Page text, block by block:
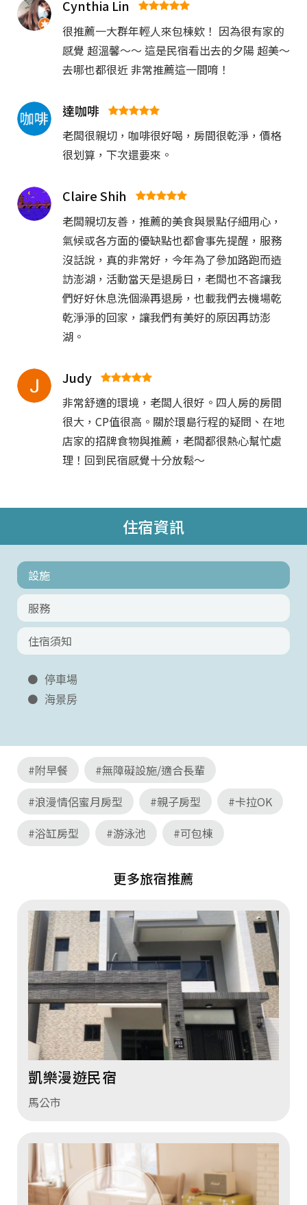
Cynthia Lin
很推薦一大群年輕人來包棟欸！ 因為很有家的
感覺 超溫馨～～ 這是民宿看出去的夕陽 超美～
去哪也都很近 非常推薦這一間唷！
達咖啡
老闆很親切，咖啡很好喝，房間很乾淨，價格
很划算，下次還要來。
Claire Shih
老闆親切友善，推薦的美食與景點仔細用心，
氣候或各方面的優缺點也都會事先提醒，服務
沒話說，真的非常好，今年為了參加路跑而造
訪澎湖，活動當天是退房日，老闆也不吝讓我
們好好休息洗個澡再退房，也載我們去機場乾
乾淨淨的回家，讓我們有美好的原因再訪澎
湖。
Judy
非常舒適的環境，老闆人很好。四人房的房間
很大，CP值很高。關於環島行程的疑問、在地
店家的招牌食物與推薦，老闆都很熱心幫忙處
理！回到民宿感覺十分放鬆～
住宿資訊
設施
服務
住宿須知
停車場
海景房
#附早餐
#無障礙設施/適合長輩
#浪漫情侶蜜月房型
#親子房型
#卡拉OK
#浴缸房型
#游泳池 #可包棟
更多旅宿推薦
凱樂漫遊民宿
馬公市